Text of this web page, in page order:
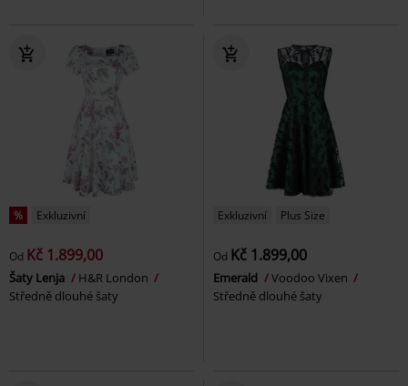
% Exkluzivní
Od Kč 1.899,00
Šaty Lenja
H&R London
Středně dlouhé šaty
Exkluzivní Plus Size
Od Kč 1.899,00
Emerald
Voodoo Vixen
Středně dlouhé šaty